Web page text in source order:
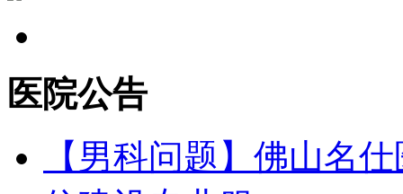
医院公告
【男科问题】佛山名